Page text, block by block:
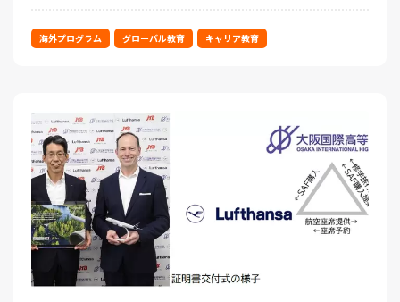
海外プログラム グローバル教育 キャリア教育